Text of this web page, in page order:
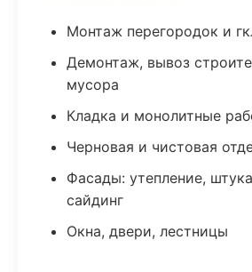
Монтаж перегородок и
Демонтаж, вывоз
мусора
Кладка и монолитные
Черновая и чистовая
Фасады: утепление,
сайдинг
Окна, двери, лестницы